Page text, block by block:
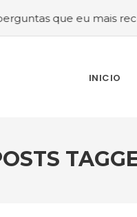
eu mais recebo
INICIO